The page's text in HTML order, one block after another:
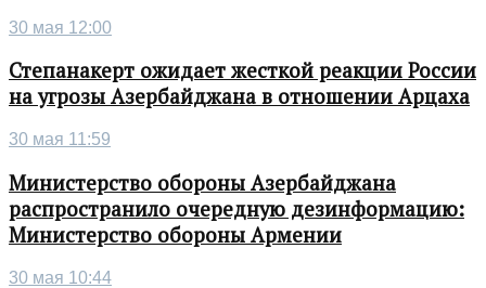
30 мая 12:00
Степанакерт ожидает жесткой реакции России
на угрозы Азербайджана в отношении Арцаха
30 мая 11:59
Министерство обороны Азербайджана
распространило очередную дезинформацию:
Министерство обороны Армении
30 мая 10:44